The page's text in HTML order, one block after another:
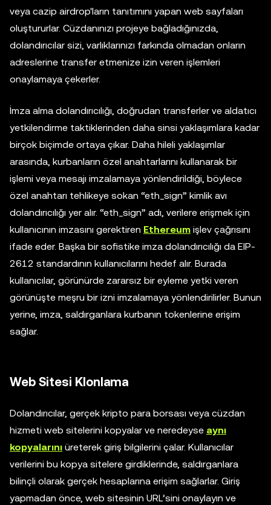
veya cazip airdrop'ların tanıtımını yapan web sayfaları
oluştururlar. Cüzdanınızı projeye bağladığınızda,
dolandırıcılar sizi, varlıklarınızı farkında olmadan onların
adreslerine transfer etmenize izin veren işlemleri
onaylamaya çekerler.
İmza alma dolandırıcılığı, doğrudan transferler ve aldatıcı
yetkilendirme taktiklerinden daha sinsi yaklaşımlara kadar
birçok biçimde ortaya çıkar. Daha hileli yaklaşımlar
arasında, kurbanların özel anahtarlarını kullanarak bir
işlemi veya mesajı imzalamaya yönlendirildiği, böylece
özel anahtarı tehlikeye sokan “eth_sign” kimlik avı
dolandırıcılığı yer alır. “eth_sign” adı, verilere erişmek için
kullanıcının imzasını gerektiren Ethereum işlev çağrısını
ifade eder. Başka bir sofistike imza dolandırıcılığı da EIP-
2612 standardının kullanıcılarını hedef alır. Burada
kullanıcılar, görünürde zararsız bir eyleme yetki veren
görünüşte meşru bir izni imzalamaya yönlendirilirler. Bunun
yerine, imza, saldırganlara kurbanın tokenlerine erişim
sağlar.
Web Sitesi Klonlama
Dolandırıcılar, gerçek kripto para borsası veya cüzdan
hizmeti web sitelerini kopyalar ve neredeyse aynı
kopyalarını üreterek giriş bilgilerini çalar. Kullanıcılar
verilerini bu kopya sitelere girdiklerinde, saldırganlara
bilinçli olarak gerçek hesaplarına erişim sağlarlar. Giriş
yapmadan önce, web sitesinin URL’sini onaylayın ve